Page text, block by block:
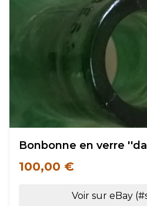
Bonbonne en verre
100,00 €
Voir sur eBay